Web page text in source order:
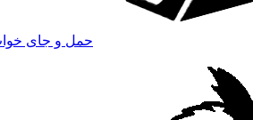
حمل و جای